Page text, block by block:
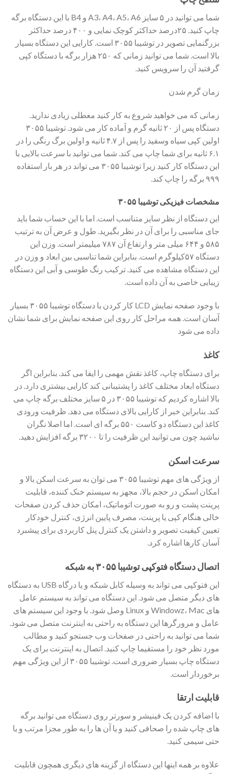
شما می توانید در ۵ سایز A3، A4، A5، A6 و B4 با این دستگاه برگه
چاپ کنید. ۲۵درصد حداکثر کوچک نمایی و ۴۰۰ درصد حداکثر
بزرگنمایی تصویر در توشیبا ۳۰۵۵ است. کارایی این دستگاه بسیار
بالا است. شما می توانید زمانی که ۲۵۰ هزار برگه با دستگاه کپی
گرفتید آن را سرویس کنید.
زمان گرم شدن
زمانی که می خواهید شروع به کار کنید معطلی زیادی ندارید.
دستگاه پس از ۲۰ ثانیه گرم و آماده کار می شود. توشیبا ۳۰۵۵
اولین کپی سیاه وسفید را پس از ۴.۷ ثانیه و اولین برگ رنگی را در
۶.۱ ثانیه برای شما چاپ می کند. شما می توانید با سرعت بالایی با
این دستگاه کار کنید زیرا توشیبا ۳۰۵۵ می تواند در هر بار استفاده
۹۹۹ برگه را چاپ کند.
مشخصات فیزیکی توشیبا ۳۰۵۵
این دستگاه از نظر سایز متناسب است. اما با این حساب شما باید
جای مناسبی را برای آن در نظر بگیرید. طول و عرض آن به ترتیب
۵۸۵ و ۶۴۴ میلی متر و ارتفاع آن ۷۸۷ میلیمتر است. وزن این
دستگاه ۵۷کیلوگرم است. بنابراین شما تناسبی بین ابعاد و وزن در
این دستگاه مشاهده می کنید. ترکیب رنگ طوسی و آبی این دستگاه
زیبایی خاصی به آن داده است.
با وجود صفحه نمایش LCD کار کردن با دستگاه توشیبا ۳۰۵۵ بسیار
آسان است. همه مراحل کار روی این صفحه نمایش برای شما نشان
داده می شود
کاغذ
برای دستگاه چاپ، کاغذ نقش مهمی را ایفا می کند. بنابراین اگر
دستگاه ابعاد مختلف کاغذ را پشتیبانی کند کارایی بیشتری دارد. در
بالا اشاره کردیم که توشیبا ۳۰۵۵ در ۵ سایز مختلف برگه چاپ می
کند. بنابراین خبر از کارایی بالای دستگاه می دهد. ظرفیت ورودی
کاغذ این دستگاه دو کاست ۵۵۰ برگه ای است. اما اصلا نگران
نباشید چون می توانید این ظرفیت را تا ۳۲۰۰ برگه افزایش دهید.
سرعت اسکن
از ویژگی های مهم توشیبا ۳۰۵۵ می توان به سرعت اسکن بالا و
امکان اسکن در حجم بالا، مجهز به سیستم خنک کننده، قابلیت
پرینت پشت و رو به صورت اتوماتیک، امکان حذف کردن صفحات
خالی هنگام کپی یا پرینت، مصرف پایین انرژی، کنترل خودکار
تعیین کیفیت تصویر و داشتن یک کنترل پنل کاربردی برای پیشبرد
آسان کارها اشاره کرد.
اتصال دستگاه فتوکپی توشیبا ۳۰۵۵ به شبکه
این فتوکپی می تواند به وسیله کابل شبکه و یا درگاه USB به دستگاه
های دیگر متصل می شود. این دستگاه می تواند به سیستم عامل
های Windowz، Mac و Linux وصل شود. با وجود این سیستم های
عامل و مرورگرها این دستگاه به راحتی به اینترنت متصل می شود.
شما می توانید به راحتی در صفحات وب جستجو کنید و مطالب
مورد نظر خود را مستقیما چاپ کنید. اتصال به اینترنت برای یک
دستگاه چاپ بسیار ضروری است. توشیبا ۳۰۵۵ از این ویژگی مهم
برخوردار است.
قابلیت ارتقا
با اضافه کردن یک فینیشر و سورتر روی دستگاه می توانید برگه
های چاپ شده را صحافی کنید و یا آن ها را به طور مجزا مرتب و یا
حتی سیمی کنید.
علاوه بر همه اینها این دستگاه از گزینه های دیگری همچون قابلیت